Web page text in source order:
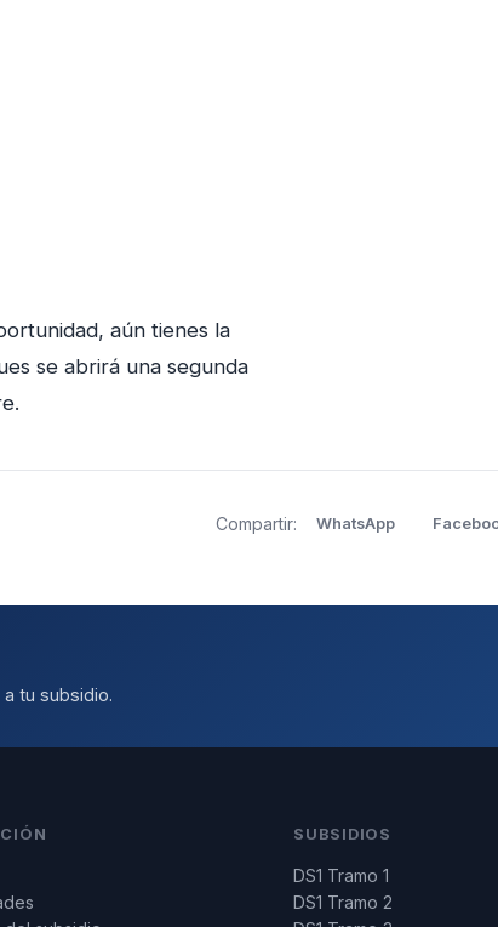
aún tienes la
se abrirá una segunda
Compartir: WhatsApp
tu subsidio.
SUBSIDIOS
DS1 Tramo 1
DS1 Tramo 2